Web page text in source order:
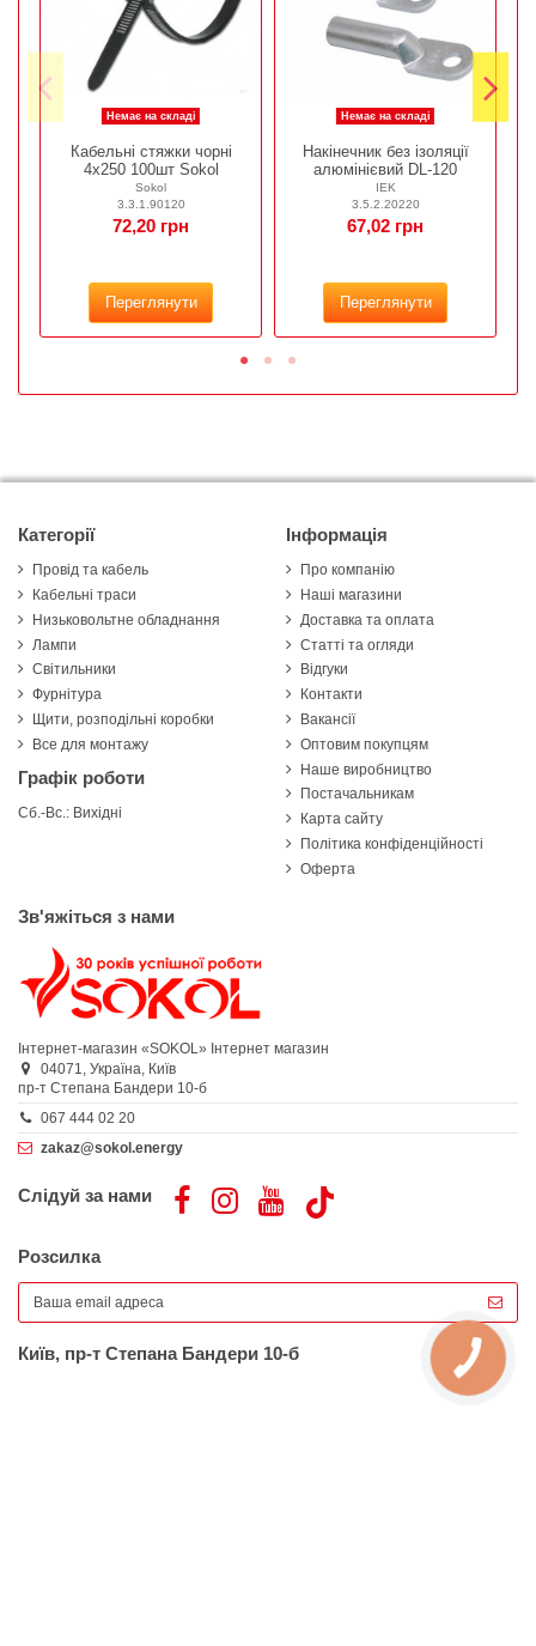
Немає на складі
Кабельні стяжки чорні
4х250 100шт Sokol
Sokol
3.3.1.90120
72,20 грн
Переглянути
Немає на складі
Накінечник без ізоляції
алюмінієвий DL-120
IEK
3.5.2.20220
67,02 грн
Переглянути
Категорії
Провід та кабель
Кабельні траси
Низьковольтне обладнання
Лампи
Світильники
Фурнітура
Щити, розподільні коробки
Все для монтажу
Графік роботи
Сб.-Вс.: Вихідні
Інформація
Про компанію
Наші магазини
Доставка та оплата
Статті та огляди
Відгуки
Контакти
Вакансії
Оптовим покупцям
Наше виробництво
Постачальникам
Карта сайту
Політика конфіденційності
Оферта
Зв'яжіться з нами
Інтернет-магазин «SOKOL» Інтернет магазин
04071, Україна, Київ
пр-т Степана Бандери 10-б
067 444 02 20
zakaz@sokol.energy
Слідуй за нами
Розсилка
Київ, пр-т Степана Бандери 10-б